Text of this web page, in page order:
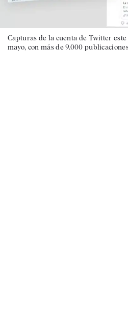
Capturas de la cuenta de Twitter
mayo, con más de 9.000